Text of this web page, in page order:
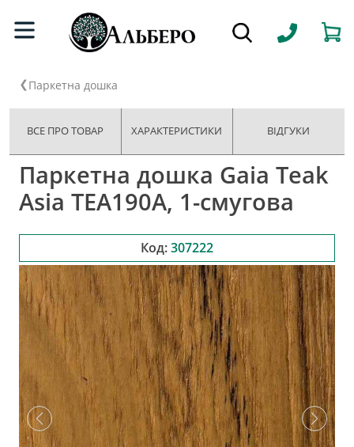
Паркетна дошка
ВСЕ ПРО ТОВАР ХАРАКТЕРИСТИКИ ВІДГУКИ
Паркетна дошка Gaia Teak
Asia TEA190A, 1-смугова
Код:307222